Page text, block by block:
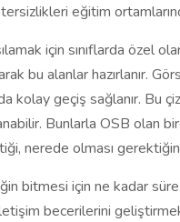
eğitim
için sınıflarda özel
bu alanlar hazırlanır.
kolay geçiş sağlanır. Bu
Bunlarla OSB olan
nerede olması
bitmesi için ne kadar süre
becerilerini